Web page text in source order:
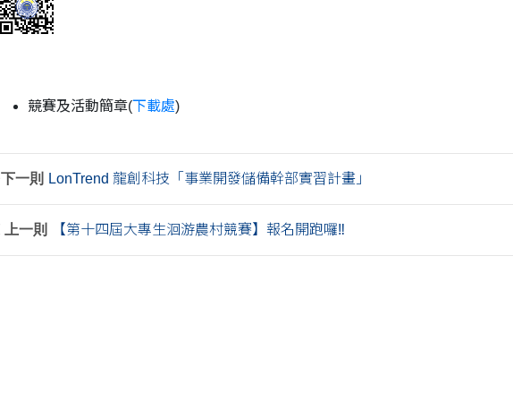
競賽及活動簡章(下載處)
下一則 LonTrend 龍創科技「事業開發儲備幹部實習計畫」
上一則 【第十四屆大專生洄游農村競賽】報名開跑囉‼️